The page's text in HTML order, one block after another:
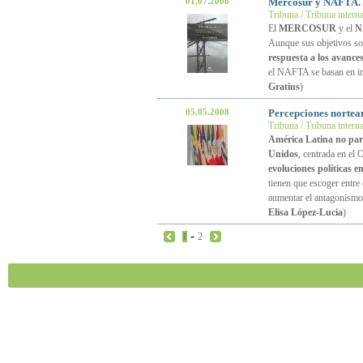
Tribuna / Tribuna
El MERCOSURy el
Aunque sus objetivos
respuesta a los
el NAFTA se basan en
Gratius)
05.05.2008 Percepciones
Tribuna / Tribuna
América Latina no
Unidos, centrada en el
evoluciones políticas
tienen que escoger
aumentar el
Elisa López-Lucia)
1 - 2